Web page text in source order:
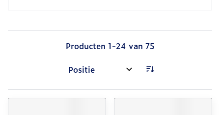
Producten 1-24 van 75
Sorteer op: